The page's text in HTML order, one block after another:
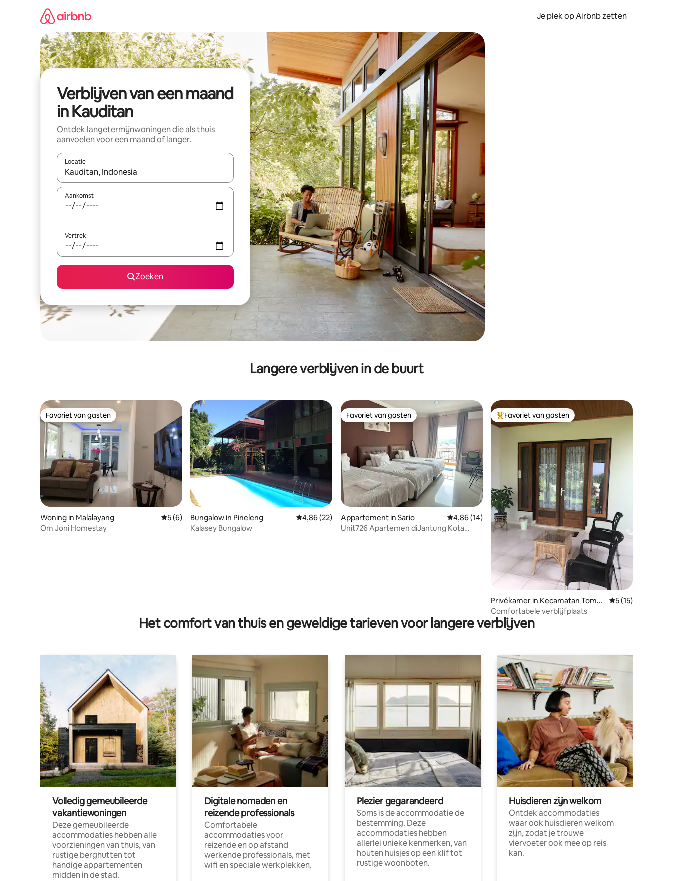
Je plek op Airbnb zetten
Verblijven van een maand
in Kauditan
Ontdek langetermijnwoningen die als thuis
aanvoelen voor een maand of langer.
Locatie
Wanneer er resultaten beschikbaar zijn, maak je een keuze met je de pijltjestoetsen omhoog en omlaag, óf door te tikken of swipen.
Aankomst
Vertrek
Zoeken
Langere verblijven in de buurt
Favoriet van gasten
Favoriet van gasten
Woning in Malalayang Gemiddelde beoordeling van 5 op 5, 6 recensies
5 (6)
Om Joni Homestay
Bungalow in Pineleng Gemiddelde beoordeling van 4,86 op 5, 22 recensies
4,86 (22)
Kalasey Bungalow
Favoriet van gasten
Favoriet van gasten
Appartement in Sario Gemiddelde beoordeling van 4,86 op 5, 14 recensies
4,86 (14)
Unit726 Apartemen diJantung Kota
Topfavoriet van gasten
Favoriet van gasten
Privékamer in Kecamatan Tomo
hon Utara
Gemiddelde
5 (15)
Comfortabele verblijfplaats
Het comfort van thuis en geweldige tarieven voor langere verblijven
Volledig gemeubileerde
vakantiewoningen
Deze gemeubileerde
accommodaties hebben alle
voorzieningen van thuis, van
rustige berghutten tot
handige appartementen
midden in de stad.
Digitale nomaden en
reizende professionals
Comfortabele
accommodaties voor
reizende en op afstand
werkende professionals, met
wifi en speciale werkplekken.
Plezier gegarandeerd
Soms is de accommodatie de
bestemming. Deze
accommodaties hebben
allerlei unieke kenmerken, van
houten huisjes op een klif tot
rustige woonboten.
Huisdieren zijn welkom
Ontdek accommodaties
waar ook huisdieren welkom
zijn, zodat je trouwe
viervoeter ook mee op reis
kan.